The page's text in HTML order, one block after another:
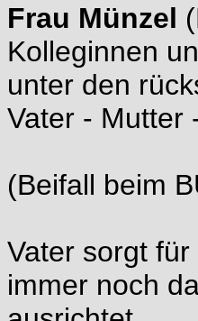
Frau Münzel
Kolleginnen
unter den
Vater - Mutter
(Beifall beim
Vater sorgt
immer noch